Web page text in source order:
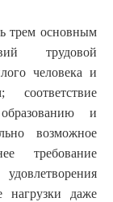
трем основным
трудовой
человека и
соответствие
и
возможное
требование
нагрузки даже